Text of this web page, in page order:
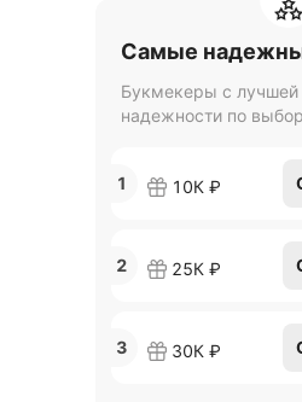
Самые
Букмекеры с лучшей
надежности по
1 10К ₽
2 25К ₽
3 30К ₽